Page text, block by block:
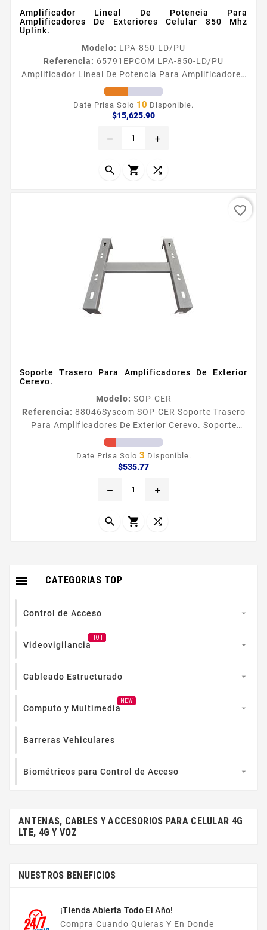
Amplificador Lineal De Potencia Para
Amplificadores De Exteriores Celular 850 Mhz
Uplink.
Modelo: LPA-850-LD/PU
Referencia: 65791 EPCOM LPA-850-LD/PU
Amplificador Lineal De Potencia Para Amplificadores
De Exteriores Celular 850 Mhz Uplink. Amplificador
Lineal de Potencia para Amplificador CRSOG08WB
Celular 850 MHz UpLink REFACCIOacuteN
Date Prisa Solo 10 Disponible.
$15,625.90Precio
remove add
  
Soporte Trasero Para Amplificadores De Exterior
Cerevo.
Modelo: SOP-CER
Referencia: 88046Syscom SOP-CER Soporte Trasero
Para Amplificadores De Exterior Cerevo. Soporte
Trasero para Amplificadores de Exterior CEREVO
Material Laacutemina de acero rolado Calibre 14
Acabado Pintura Electrostaacutetica Beige
Fondo Peso 174 Kg
Date Prisa Solo 3 Disponible.
$535.77Precio
remove add
  
favorite_border
CATEGORIAS TOP

Control de Acceso 
Videovigilancia
HOT

Cableado Estructurado 
Computo y Multimedia
NEW

Barreras Vehiculares
Biométricos para Control de Acceso 
ANTENAS, CABLES Y ACCESORIOS PARA CELULAR 4G
LTE, 4G Y VOZ
NUESTROS BENEFICIOS
¡Tienda Abierta Todo El Año!
Compra Cuando Quieras Y En Donde